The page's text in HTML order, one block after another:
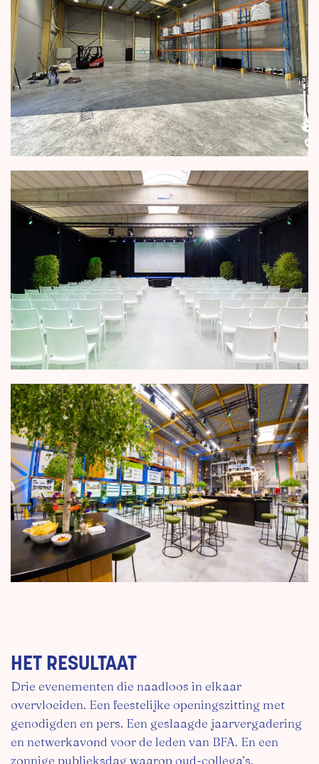
HET RESULTAAT
Drie evenementen die naadloos in elkaar
overvloeiden. Een feestelijke openingszitting met
genodigden en pers. Een geslaagde jaarvergadering
en netwerkavond voor de leden van BFA. En een
zonnige publieksdag waarop oud-collega’s,